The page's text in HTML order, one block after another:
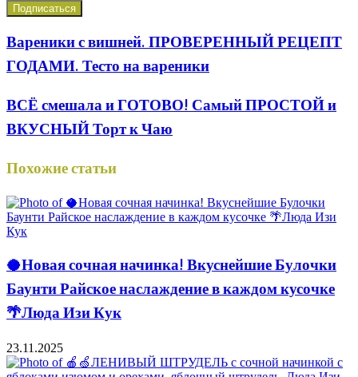
Вареники с вишней. ПРОВЕРЕННЫЙ РЕЦЕПТ
ГОДАМИ. Тесто на вареники
ВСЁ смешала и ГОТОВО! Самый ПРОСТОЙ и
ВКУСНЫЙ Торт к Чаю
Похожие статьи
🥥Новая сочная начинка! Вкуснейшие Булочки
Баунти Райское наслаждение в каждом кусочке
🌴Люда Изи Кук
23.11.2025